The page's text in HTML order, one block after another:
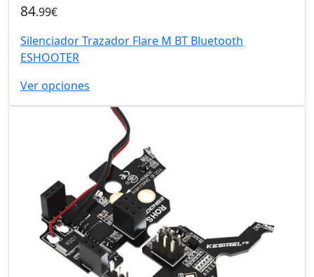
84.99€
Silenciador Trazador Flare M BT Bluetooth
ESHOOTER
Ver opciones